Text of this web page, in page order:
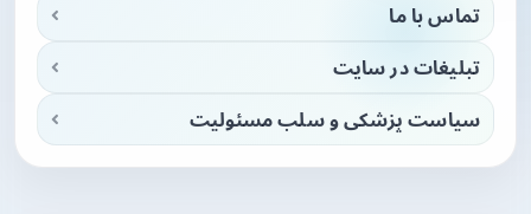
تماس با ما
تبلیغات در سایت
سیاست پزشکی و سلب مسئولیت